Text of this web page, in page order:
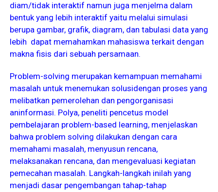
diam/tidak interaktif namun juga menjelma dalam
bentuk yang lebih interaktif yaitu melalui simulasi
berupa gambar, grafik, diagram, dan tabulasi data yang
lebih dapat memahamkan mahasiswa terkait dengan
makna fisis dari sebuah persamaan.
Problem-solving merupakan kemampuan memahami
masalah untuk menemukan solusidengan proses yang
melibatkan pemerolehan dan pengorganisasi
aninformasi. Polya, peneliti pencetus model
pembelajaran problem-based learning, menjelaskan
bahwa problem solving dilakukan dengan cara
memahami masalah, menyusun rencana,
melaksanakan rencana, dan mengevaluasi kegiatan
pemecahan masalah. Langkah-langkah inilah yang
menjadi dasar pengembangan tahap-tahap